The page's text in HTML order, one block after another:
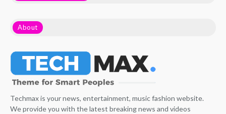
About
Techmax is your news, entertainment, music fashion website.
We provide you with the latest breaking news and videos